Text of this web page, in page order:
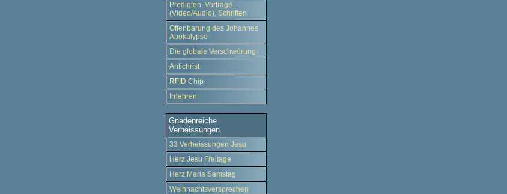
Predigten, Vorträge
(Video/Audio), Schriften
Offenbarung des Johannes
Apokalypse
Die globale Verschwörung
Antichrist
RFID Chip
Irrlehren
Gnadenreiche
Verheissungen
33 Verheissungen Jesu
Herz Jesu Freitage
Herz Maria Samstag
Weihnachtsversprechen